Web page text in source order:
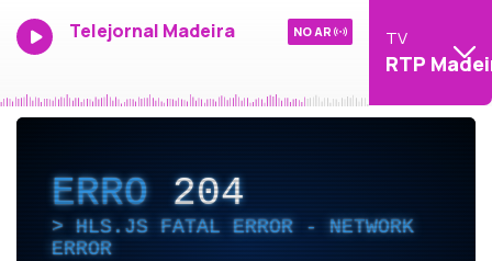
Telejornal Madeira NO AR TV
RTP
ERRO204
HLS.JS FATAL ERROR - NETWORK
ERROR